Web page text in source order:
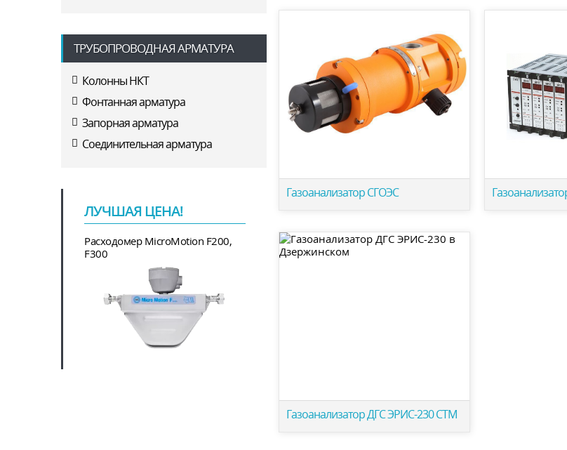
ТРУБОПРОВОДНАЯ АРМАТУРА
Колонны НКТ
Фонтанная арматура
Запорная арматура
Соединительная арматура
ЛУЧШАЯ ЦЕНА!
Расходомер MicroMotion F200,
F300
Газоанализатор СГОЭС
Газоанализатор ДГС ЭРИС-230 СТМ